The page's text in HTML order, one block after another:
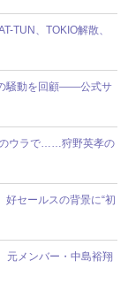
TUN、TOKIO解散、
騒動を回顧――公式サ
のウラで……狩野英孝の
セールスの背景に“初
元メンバー・中島裕翔